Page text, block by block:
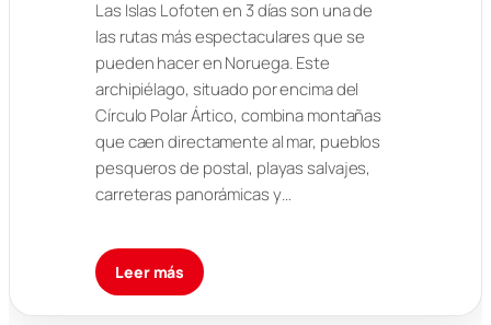
Las Islas Lofoten en 3 días son una de
las rutas más espectaculares que se
pueden hacer en Noruega. Este
archipiélago, situado por encima del
Círculo Polar Ártico, combina montañas
que caen directamente al mar, pueblos
pesqueros de postal, playas salvajes,
carreteras panorámicas y…
Leer más